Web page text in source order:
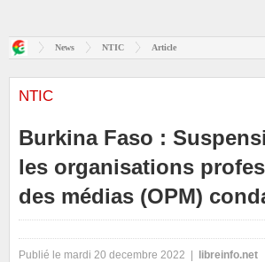
News NTIC Article
NTIC
Burkina Faso :
les organisations
des médias (OPM)
Publié le mardi 20 decembre 2022 | libreinfo.net